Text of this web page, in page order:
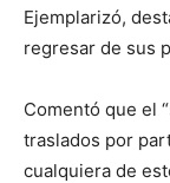
Ejemplarizó,
regresar de sus
Comentó que el
traslados por
cualquiera de